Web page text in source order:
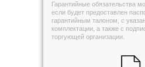
Гарантийные обязательства
если будет предоставлен
гарантийным талоном, с
комплектации, а также с
торгующей организации.